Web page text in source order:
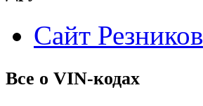
Сайт Резников
Все о VIN-кодах